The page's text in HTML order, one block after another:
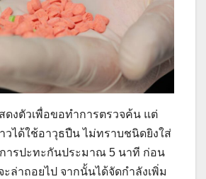
ดงตัวเพื่อขอทำการตรวจค้น แต่
ได้ใช้อาวุธปืน ไม่ทราบชนิดยิงใส่
การปะทะกันประมาณ 5 นาที ก่อน
ล่าถอยไป จากนั้นได้จัดกำลังเพิ่ม